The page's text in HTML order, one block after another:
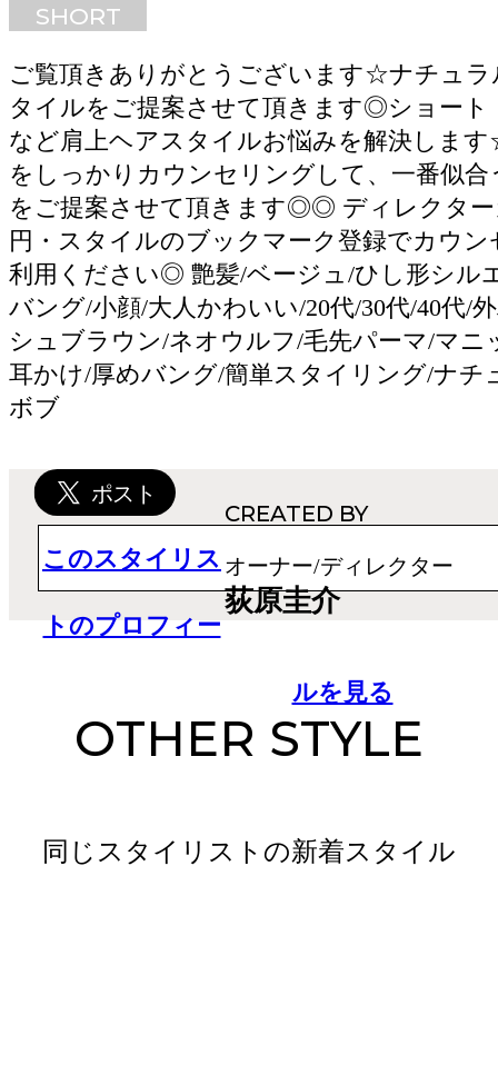
SHORT
ご覧頂きありがとうございます☆ナチュラ
タイルをご提案させて頂きます◎ショート
など肩上ヘアスタイルお悩みを解決しま
をしっかりカウンセリングして、一番似
をご提案させて頂きます◎◎ ディレクター
円・スタイルのブックマーク登録でカウ
利用ください◎ 艶髪/ベージュ/ひし形シル
バング/小顔/大人かわいい/20代/30代/40代/
シュブラウン/ネオウルフ/毛先パーマ/マニ
耳かけ/厚めバング/簡単スタイリング/ナチ
ボブ
CREATED BY
オーナー/ディレクター
荻原圭介
このスタイリス
トのプロフィー
ルを見る
OTHER STYLE
同じスタイリストの新着スタイル